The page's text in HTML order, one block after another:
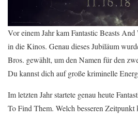
Vor einem Jahr kam Fantastic Beasts
in die Kinos. Genau dieses Jubiläum
Bros. gewählt, um den Namen für den
Du kannst dich auf große kriminelle
Im letzten Jahr startete genau heute
To Find Them. Welch besseren Zeitpunkt